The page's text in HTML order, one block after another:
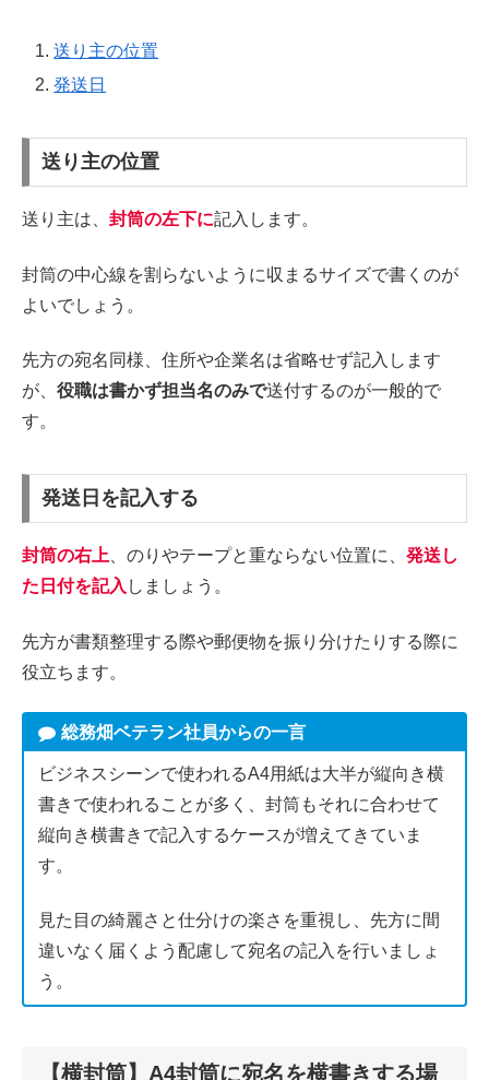
送り主の位置
発送日
送り主の位置
送り主は、 封筒の左下に記入します。
封筒の中心線を割らないように収まるサイズで書くのが
よいでしょう。
先方の宛名同様、住所や企業名は省略せず記入します
が、 役職は書かず担当名のみで送付するのが一般的で
す。
発送日を記入する
封筒の右上 、のりやテープと重ならない位置に、 発送し
た日付を記入 しましょう。
先方が書類整理する際や郵便物を振り分けたりする際に
役立ちます。
総務畑ベテラン社員からの一言
ビジネスシーンで使われるA4用紙は大半が縦向き横
書きで使われることが多く、封筒もそれに合わせて
縦向き横書きで記入するケースが増えてきていま
す。
見た目の綺麗さと仕分けの楽さを重視し、先方に間
違いなく届くよう配慮して宛名の記入を行いましょ
う。
【横封筒】A4封筒に宛名を横書きする場